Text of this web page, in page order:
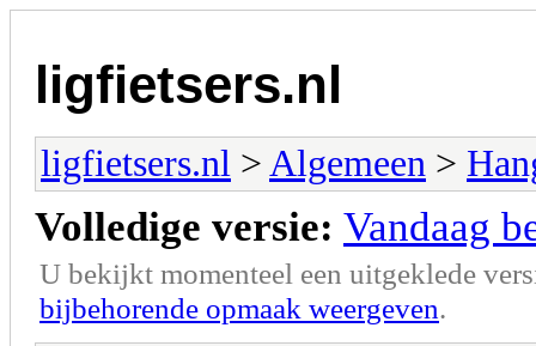
ligfietsers.nl
ligfietsers.nl > Algemeen >
Volledige versie: Vandaag
U bekijkt momenteel een uitgeklede
bijbehorende opmaak weergeven.